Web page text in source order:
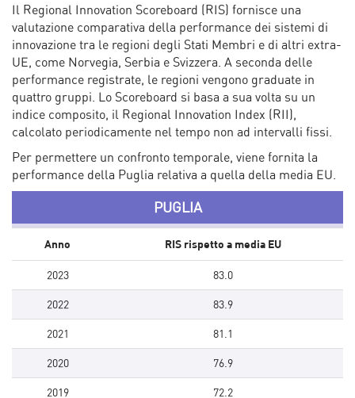
Il Regional Innovation Scoreboard (RIS) fornisce una
valutazione comparativa della performance dei sistemi di
innovazione tra le regioni degli Stati Membri e di altri extra-
UE, come Norvegia, Serbia e Svizzera. A seconda delle
performance registrate, le regioni vengono graduate in
quattro gruppi. Lo Scoreboard si basa a sua volta su un
indice composito, il Regional Innovation Index (RII),
calcolato periodicamente nel tempo non ad intervalli fissi.
Per permettere un confronto temporale, viene fornita la
performance della Puglia relativa a quella della media EU.
PUGLIA
Anno RIS rispetto a media EU
2023 83.0
2022 83.9
2021 81.1
2020 76.9
2019 72.2